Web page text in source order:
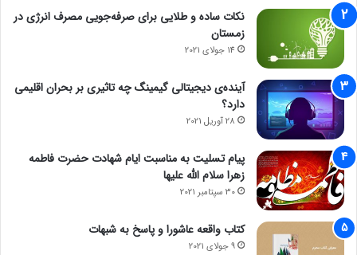
نکات ساده و طلایی برای صرفه‌جویی مصرف انرژی در
زمستان
14 جولای 2021
آینده‌ی دیجیتالی گیمینگ چه تاثیری بر بحران اقلیمی
دارد؟
28 آوریل 2021
پیام تسلیت به مناسبت ایام شهادت حضرت فاطمه
زهرا سلام الله علیها
30 سپتامبر 2021
کتاب واقعه عاشورا و پاسخ به شبهات
9 جولای 2021